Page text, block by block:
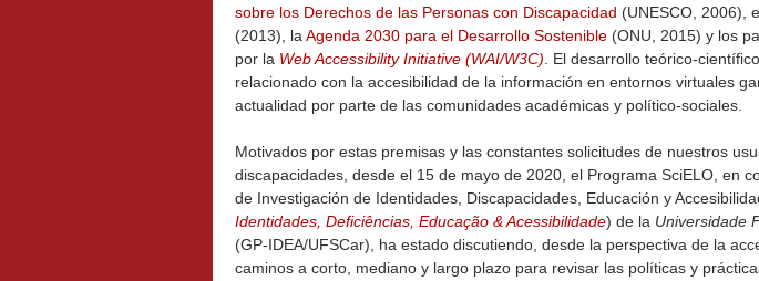
sobre los Derechos de las Personas con Discapacidad (UNESCO, 2006),
(2013), la Agenda 2030 para el Desarrollo Sostenible (ONU, 2015) y los
por la Web Accessibility Initiative (WAI/W3C) . El desarrollo teórico-
relacionado con la accesibilidad de la información en entornos virtuales
actualidad por parte de las comunidades académicas y político-sociales.
Motivados por estas premisas y las constantes solicitudes de nuestros
discapacidades, desde el 15 de mayo de 2020, el Programa SciELO, en
de Investigación de Identidades, Discapacidades, Educación y
Identidades, Deficiências, Educação & Acessibilidade) de la Universidade
(GP-IDEA/UFSCar), ha estado discutiendo, desde la perspectiva de la
caminos a corto, mediano y largo plazo para revisar las políticas y